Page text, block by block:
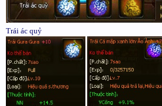
Trái ác quỷ